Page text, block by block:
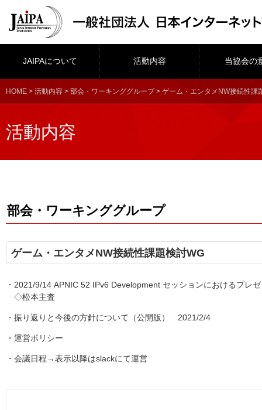
JAIPAについて 活動内容 当協会の
HOME > 活動内容 > 部会・ワーキンググループ> ゲーム・エンタメNW接続性課
活動内容
部会・ワーキンググループ
ゲーム・エンタメNW接続性課題検討WG
・ 2021/9/14 APNIC 52 IPv6 Development セッションにおけるプレ
◇松本主査
・ 振り返りと今後の方針について（公開版） 2021/2/4
・ 運営ポリシー
・ 会議日程→表示以降はslackにて運営